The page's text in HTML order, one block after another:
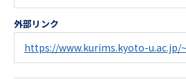
外部リンク
https://www.kurims.kyoto-u.ac.jp/